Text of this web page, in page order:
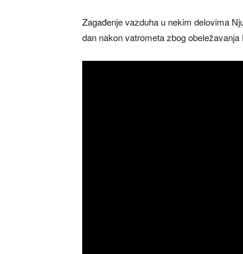
Zagađenje vazduha u nekim delovima
dan nakon vatrometa zbog